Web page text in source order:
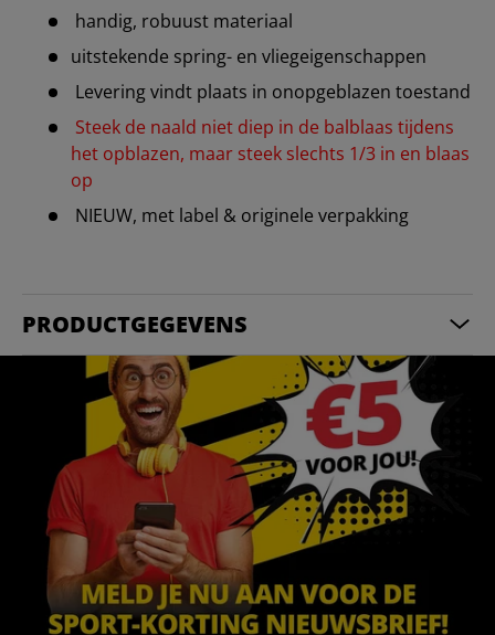
handig, robuust materiaal
uitstekende spring- en vliegeigenschappen
Levering vindt plaats in onopgeblazen toestand
Steek de naald niet diep in de balblaas tijdens
het opblazen, maar steek slechts 1/3 in en blaas
op
NIEUW, met label & originele verpakking
PRODUCTGEGEVENS